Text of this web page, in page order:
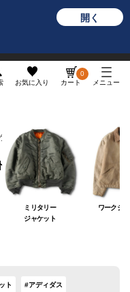
開く
お気に入り カート
0
メニュー
ット
ミリタリー
ジャケット
ワークジ
ト #アディダス